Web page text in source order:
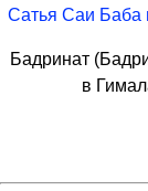
Сатья Саи Баба
Бадринат
в